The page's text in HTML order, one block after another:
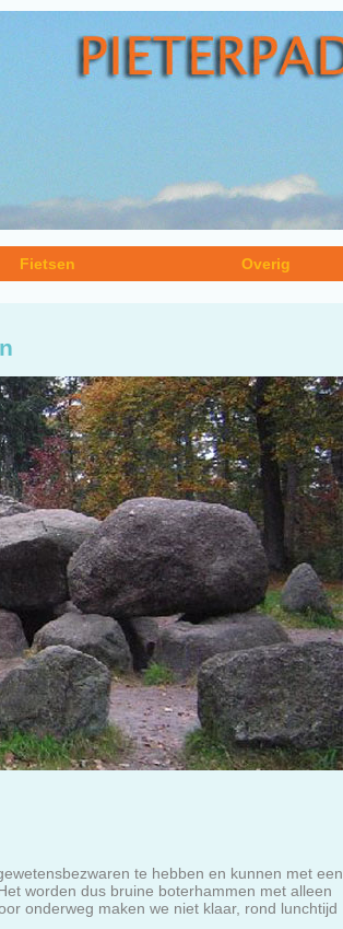
Fietsen Overig
te hebben en kunnen met een
worden dus bruine boterhammen met alleen
onderweg maken we niet klaar, rond lunchtijd